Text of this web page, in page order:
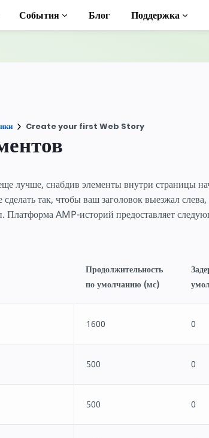
События Блог Поддержка
Create your first Web Story
лучше, снабдив элементы внутри страницы
так, чтобы ваш заголовок выезжал слева,
Платформа AMP-историй предоставляет
Продолжительность
по умолчанию (мс)
1600 0
500 0
500 0